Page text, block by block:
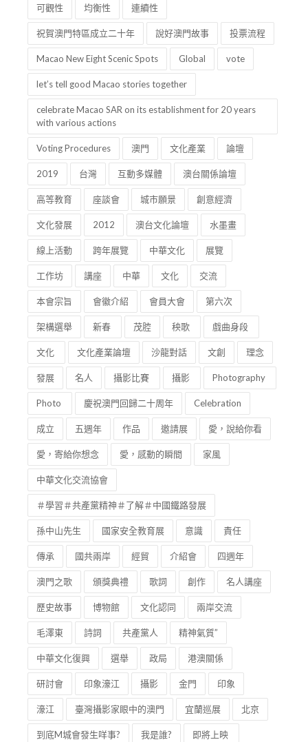
祝賀澳門特區成立二十年 說好澳門故事 投票流程
Macao New Eight Scenic Spots Global vote
let’s tell good Macao stories together
celebrate Macao SAR on its establishment for 20 years
with various actions
Voting Procedures 澳門 文化產業 論壇
2019 台灣 互動多媒體 澳台關係論壇
高等教育 座談會 城市願景 創意經濟
文化發展 2012 澳台文化論壇 水墨畫
線上活動 跨年展覽 中華文化 展覽
工作坊 講座 中華 文化 交流
本會宗旨 會徽介紹 會員大會 第六次
架構選舉 新春 茂腔 秧歌 戲曲身段
文化 文化產業論壇 沙龍對話 文創 理念
發展 名人 攝影比賽 攝影 Photography
Photo 慶祝澳門回歸二十周年 Celebration
成立 五週年 作品 邀請展 愛，說給你看
愛，寄給你想念 愛，感動的瞬間 家風
中華文化交流協會
＃學習＃共產黨精神＃了解＃中國鐵路發展
孫中山先生 國家安全教育展 意識 責任
傳承 國共兩岸 經貿 介紹會 四週年
澳門之歌 頒獎典禮 歌詞 創作 名人講座
歷史故事 博物館 文化認同 兩岸交流
毛澤東 詩詞 共產黨人 精神氣質”
中華文化復興 選舉 政局 港澳關係
研討會 印象濠江 攝影 金門 印象
濠江 臺灣攝影家眼中的澳門 宜蘭巡展 北京
到底M城會發生咩事? 我是誰? 即將上映